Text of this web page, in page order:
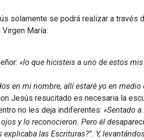
solamente se podrá realizar a través
María:
«lo que hicisteis a uno de estos
en mi nombre, allí estaré yo en medio
Jesús resucitado es necesaria la
no les deja indiferentes: «Sentado
y lo reconocieron. Pero él
las Escrituras?”. Y,